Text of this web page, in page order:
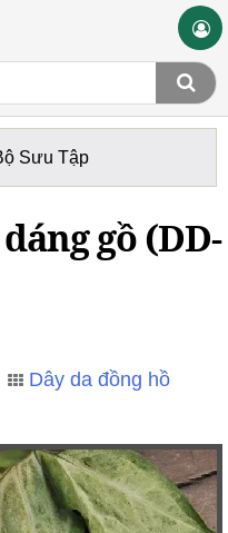
Sưu Tập
gồ (DD-
Dây da đồng hồ